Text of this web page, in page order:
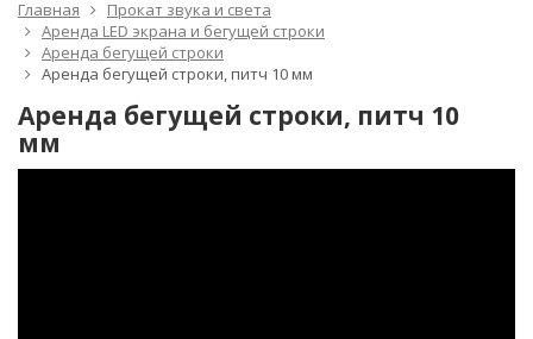
Главная
Прокат звука и света
Аренда LED экрана и бегущей строки
Аренда бегущей строки
Аренда бегущей строки, питч 10 мм
Аренда бегущей строки, питч 10
мм